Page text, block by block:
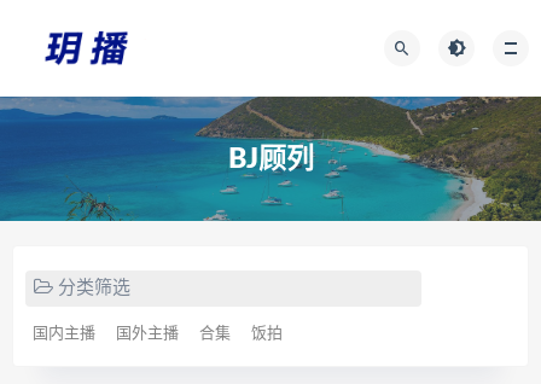
BJ顾列
分类筛选
国内主播 国外主播 合集 饭拍